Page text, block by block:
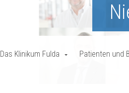
Das Klinikum Fulda Patienten und